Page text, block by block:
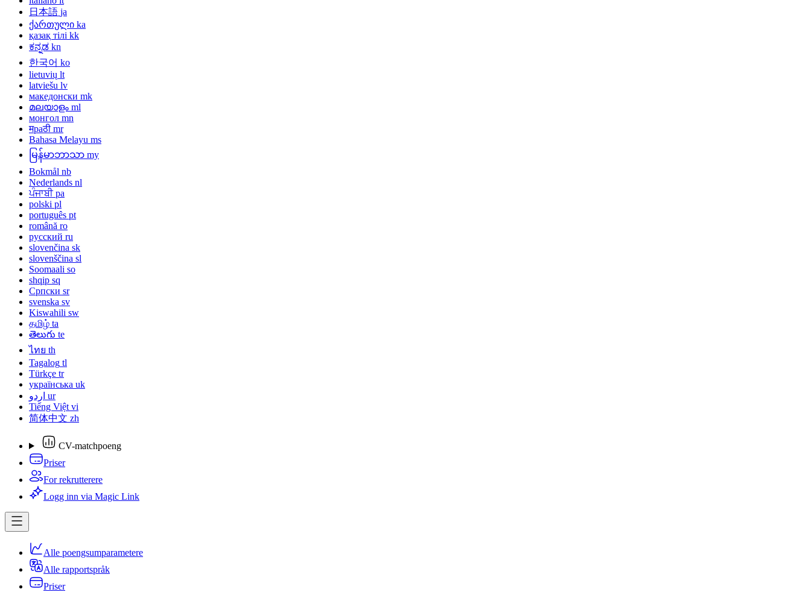
日本語 ja
ქართული ka
қазақ тілі kk
ಕನ್ನಡ kn
한국어 ko
lietuvių lt
latviešu lv
македонски mk
മലയാളം ml
монгол mn
मраठी mr
Bahasa Melayu ms
မြန်မာဘာသာ my
Bokmål nb
Nederlands nl
ਪੰਜਾਬੀ pa
polski pl
português pt
română ro
русский ru
slovenčina sk
slovenščina sl
Soomaali so
shqip sq
Српски sr
svenska sv
Kiswahili sw
தமிழ் ta
తెలుగు te
ไทย th
Tagalog tl
Türkçe tr
українська uk
اردو ur
Tiếng Việt vi
简体中文 zh
CV-matchpoeng
Priser
For rekrutterere
Logg inn via Magic Link
Alle poengsumparametere
Alle rapportspråk
Priser